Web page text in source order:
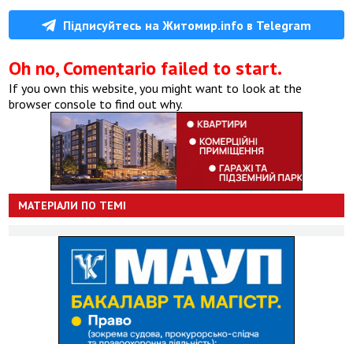
Підписуйтесь на Житомир.info в Telegram
Oh no, Comentario failed to start.
If you own this website, you might want to look at the
browser console to find out why.
МАТЕРІАЛИ ПО ТЕМІ